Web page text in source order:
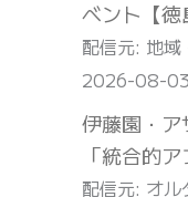
ベント【
配信元: 地
2026-08-03
伊藤園・ア
「統合的
配信元: オ